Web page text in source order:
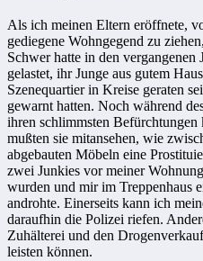
Als ich meinen Eltern eröffnete,
gediegene Wohngegend zu
Schwer hatte in den vergangenen
gelastet, ihr Junge aus gutem
Szenequartier in Kreise geraten
gewarnt hatten. Noch während
ihren schlimmsten
mußten sie mitansehen, wie
abgebauten Möbeln eine
zwei Junkies vor meiner
wurden und mir im Treppenhaus
androhte. Einerseits kann ich
daraufhin die Polizei riefen.
Zuhälterei und den
leisten können.